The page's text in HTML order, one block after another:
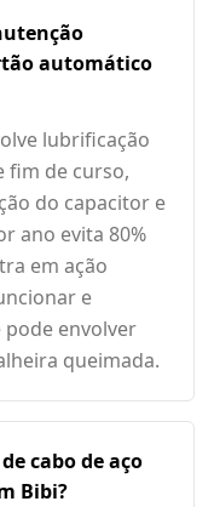
automático
lubrificação
fim de curso,
do capacitor e
ano evita 80%
em ação
e
envolver
queimada.
cabo de aço
Bibi?